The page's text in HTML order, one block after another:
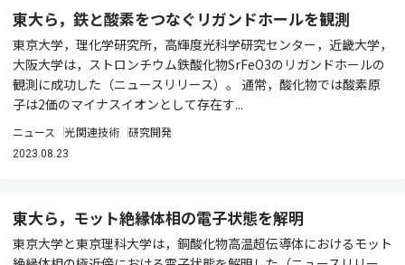
東大ら，鉄と酸素をつなぐリガンドホールを観測
東京大学，理化学研究所，高輝度光科学研究センター，近畿大学，
大阪大学は，ストロンチウム鉄酸化物SrFeO3のリガンドホールの
観測に成功した（ニュースリリース）。 通常，酸化物では酸素原
子は2価のマイナスイオンとして存在す...
ニュース 光関連技術 研究開発
2023.08.23
東大ら，モット絶縁体相の電子状態を解明
東京大学と東京理科大学は，銅酸化物高温超伝導体におけるモット